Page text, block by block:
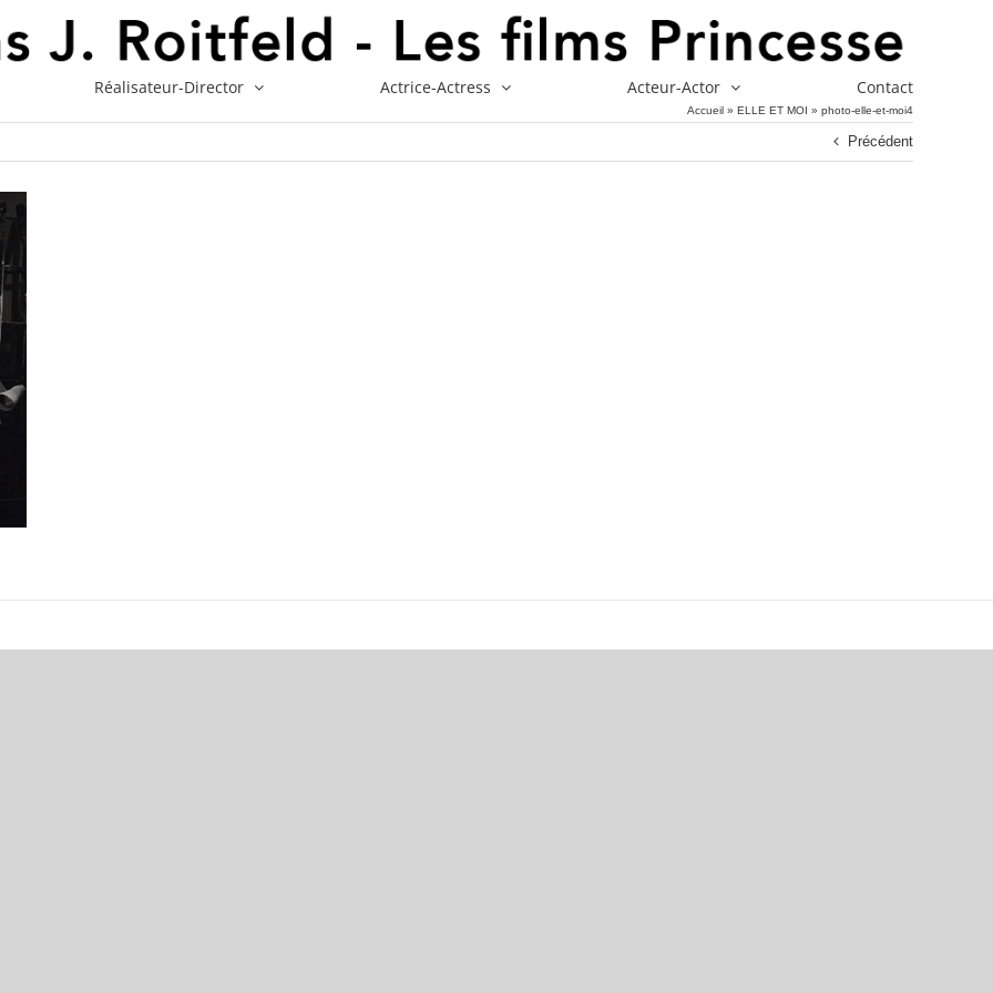
Réalisateur-Director Actrice-Actress Acteur-Actor Contact
Accueil » ELLE ET MOI » photo-elle-et-moi4
Précédent